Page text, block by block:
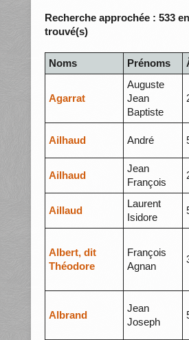
Recherche approchée : 533
trouvé(s)
Noms Prénoms
Agarrat
Auguste
Jean
Baptiste
Ailhaud André
Ailhaud
Jean
François
Aillaud
Laurent
Isidore
Albert, dit
Théodore
François
Agnan
Albrand
Jean
Joseph